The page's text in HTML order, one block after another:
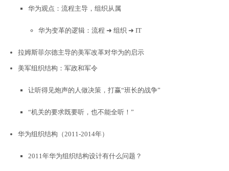
华为观点：流程主导，组织从属
华为变革的逻辑：流程 ➜ 组织 ➜ IT
拉姆斯菲尔德主导的美军改革对华为的启示
美军组织结构：军政和军令
让听得见炮声的人做决策，打赢“班长的战争”
“机关的要求既要听，也不能全听！”
华为组织结构（2011-2014年）
2011年华为组织结构设计有什么问题？